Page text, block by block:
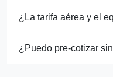
¿La tarifa aérea y el
¿Puedo pre-cotizar